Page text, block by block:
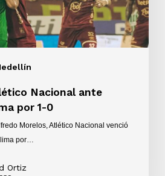
Nacional ante
por 1-0
Morelos, Atlético Nacional venció
por…
Ortiz